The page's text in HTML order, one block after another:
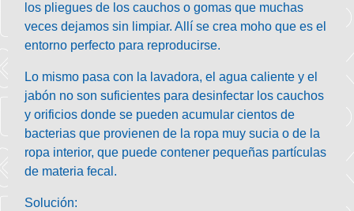
los pliegues de los cauchos o gomas que muchas
veces dejamos sin limpiar. Allí se crea moho que es el
entorno perfecto para reproducirse.
Lo mismo pasa con la lavadora, el agua caliente y el
jabón no son suficientes para desinfectar los cauchos
y orificios donde se pueden acumular cientos de
bacterias que provienen de la ropa muy sucia o de la
ropa interior, que puede contener pequeñas partículas
de materia fecal.
Solución: